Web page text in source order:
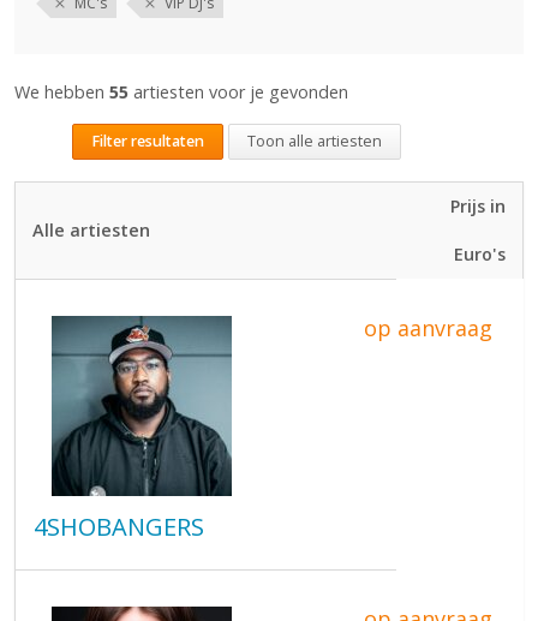
We hebben 55 artiesten voor je gevonden
Filter resultaten Toon alle artiesten
Alle artiesten
Prijs in
Euro's
4SHOBANGERS
op aanvraag